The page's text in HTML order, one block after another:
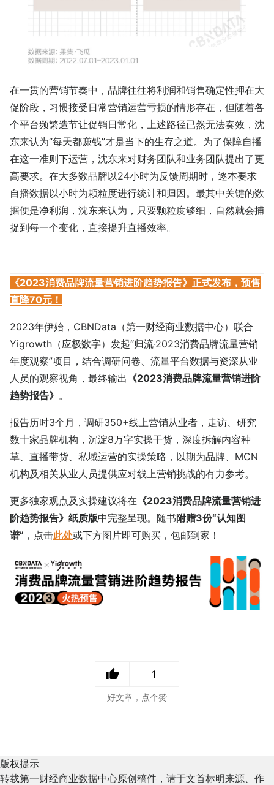
在一贯的营销节奏中，品牌往往将利润和销售确定性押在大
促阶段，习惯接受日常营销运营亏损的情形存在，但随着各
个平台频繁造节让促销日常化，上述路径已然无法奏效，沈
东来认为“每天都赚钱”才是当下的生存之道。为了保障自播
在这一准则下运营，沈东来对财务团队和业务团队提出了更
高要求。在大多数品牌以24小时为反馈周期时，逐本要求
自播数据以小时为颗粒度进行统计和归因。最其中关键的数
据便是净利润，沈东来认为，只要颗粒度够细，自然就会捕
捉到每一个变化，直接提升直播效率。
《2023消费品牌流量营销进阶趋势报告》正式发布，预售
直降70元！
2023年伊始，CBNData（第一财经商业数据中心）联合
Yigrowth（应极数字）发起“归流·2023消费品牌流量营销
年度观察”项目，结合调研问卷、流量平台数据与资深从业
人员的观察视角，最终输出 《2023消费品牌流量营销进阶
趋势报告》 。
报告历时3个月，调研350+线上营销从业者，走访、研究
数十家品牌机构，沉淀8万字实操干货，深度拆解内容种
草、直播带货、私域运营的实操策略，以期为品牌、MCN
机构及相关从业人员提供应对线上营销挑战的有力参考。
更多独家观点及实操建议将在 《2023消费品牌流量营销进
阶趋势报告》纸质版中完整呈现。随书附赠3份“认知图
谱” ，点击此处或下方图片即可购买，包邮到家！
1
好文章，点个赞
版权提示
转载第一财经商业数据中心原创稿件，请于文首标明来源、作